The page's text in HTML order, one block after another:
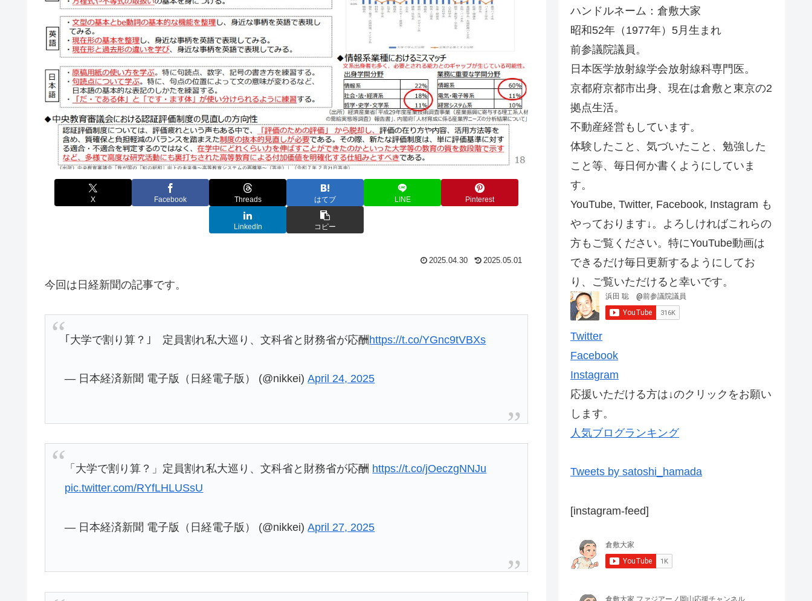
X Facebook Threads はてブ LINE Pinterest
LinkedIn コピー
2025.04.30 2025.05.01
今回は日経新聞の記事です。
｢大学で割り算？｣ 定員割れ私大巡り、文科省と財務省が応酬https://t.co/YGnc9tVBXs
— 日本経済新聞 電子版（日経電子版） (@nikkei)April 24, 2025
「大学で割り算？」定員割れ私大巡り、文科省と財務省が応酬 https://t.co/jOeczgNNJu
pic.twitter.com/RYfLHLUSsU
— 日本経済新聞 電子版（日経電子版） (@nikkei)April 27, 2025
ハンドルネーム：倉敷大家
昭和52年（1977年）5月生まれ
前参議院議員。
日本医学放射線学会放射線科専門医。
京都府京都市出身、現在は倉敷と東京の2
拠点生活。
不動産経営もしています。
体験したこと、気づいたこと、勉強した
こと等、毎日何か書くようにしていま
す。
YouTube, Twitter, Facebook, Instagram も
やっております↓。よろしければこれらの
方もご覧ください。特にYouTube動画は
できるだけ毎日更新するようにしてお
り、ご覧いただけると幸いです。
Twitter
Facebook
Instagram
応援いただける方は↓のクリックをお願い
します。
人気ブログランキング
Tweets by satoshi_hamada
[instagram-feed]